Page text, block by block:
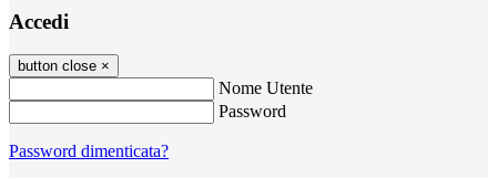
Accedi
button close ×
Nome Utente
Password
Password dimenticata?